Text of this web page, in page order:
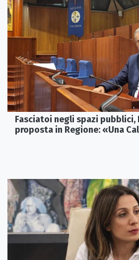
Fasciatoi negli spazi pubblici,
proposta in Regione: «Una